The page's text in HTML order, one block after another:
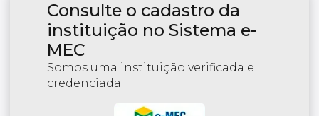
Consulte o cadastro da
instituição no Sistema e-
MEC
Somos uma instituição verificada e
credenciada